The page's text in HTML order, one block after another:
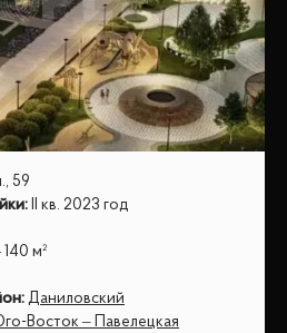
59
: II кв. 2023 год
м²
: Даниловский
Восток – Павелецкая